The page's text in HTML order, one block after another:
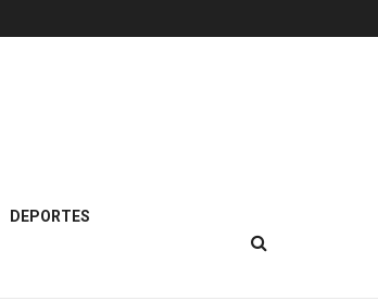
DEPORTES